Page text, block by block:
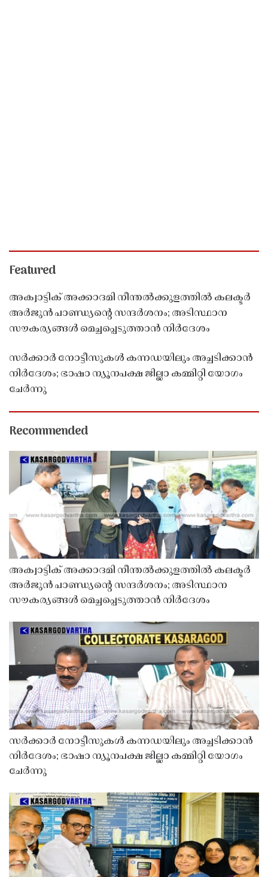
Featured
അക്വാട്ടിക് അക്കാദമി നീന്തൽക്കുളത്തിൽ കലക്ടർ
അർജുൻ പാണ്ഡ്യൻ്റെ സന്ദർശനം; അടിസ്ഥാന
സൗകര്യങ്ങൾ മെച്ചപ്പെടുത്താൻ നിർദേശം
സർക്കാർ നോട്ടീസുകൾ കന്നഡയിലും അച്ചടിക്കാൻ
നിർദേശം; ഭാഷാ ന്യൂനപക്ഷ ജില്ലാ കമ്മിറ്റി യോഗം
ചേർന്നു
Recommended
അക്വാട്ടിക് അക്കാദമി നീന്തൽക്കുളത്തിൽ കലക്ടർ
അർജുൻ പാണ്ഡ്യൻ്റെ സന്ദർശനം; അടിസ്ഥാന
സൗകര്യങ്ങൾ മെച്ചപ്പെടുത്താൻ നിർദേശം
സർക്കാർ നോട്ടീസുകൾ കന്നഡയിലും അച്ചടിക്കാൻ
നിർദേശം; ഭാഷാ ന്യൂനപക്ഷ ജില്ലാ കമ്മിറ്റി യോഗം
ചേർന്നു